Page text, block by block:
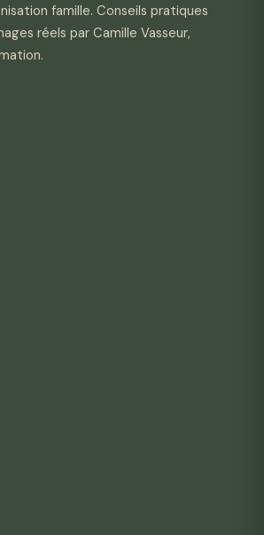
famille. Conseils pratiques
réels par Camille Vasseur,